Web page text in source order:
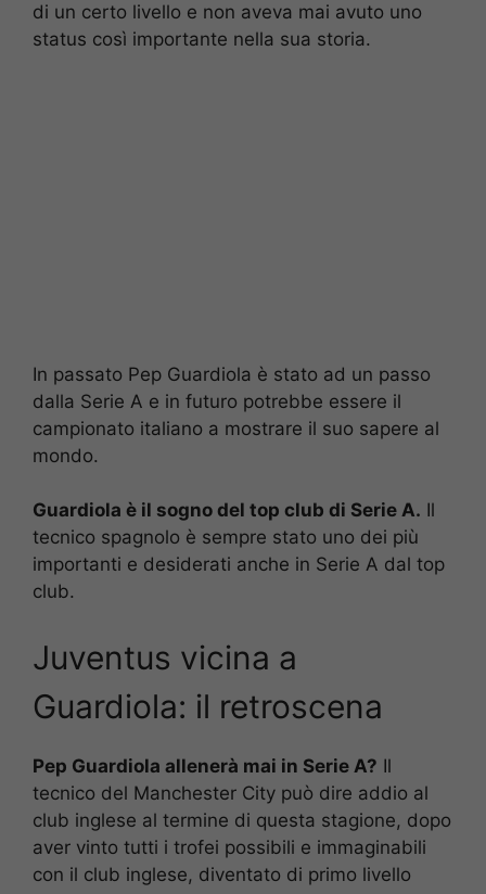
di un certo livello e non aveva mai avuto uno
status così importante nella sua storia.
In passato Pep Guardiola è stato ad un passo
dalla Serie A e in futuro potrebbe essere il
campionato italiano a mostrare il suo sapere al
mondo.
Guardiola è il sogno del top club di Serie A. Il
tecnico spagnolo è sempre stato uno dei più
importanti e desiderati anche in Serie A dal top
club.
Juventus vicina a
Guardiola: il retroscena
Pep Guardiola allenerà mai in Serie A? Il
tecnico del Manchester City può dire addio al
club inglese al termine di questa stagione, dopo
aver vinto tutti i trofei possibili e immaginabili
con il club inglese, diventato di primo livello